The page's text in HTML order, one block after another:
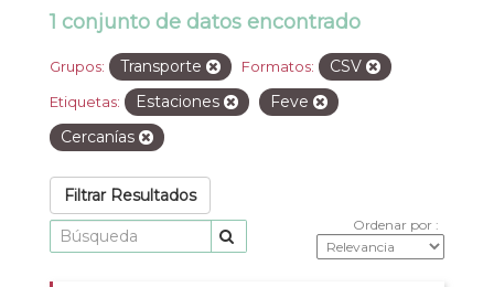
1 conjunto de datos encontrado
Grupos: Transporte Formatos: CSV
Etiquetas: Estaciones
Feve
Cercanías
Filtrar Resultados
Ordenar por